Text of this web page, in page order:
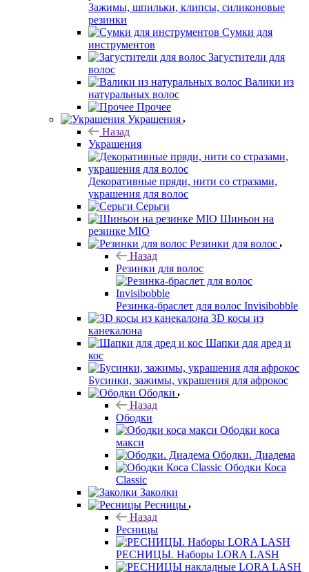
Зажимы, шпильки, клипсы, силиконовые
резинки
Сумки для
инструментов
Загустители для
волос
Валики из
натуральных волос
Прочее
Украшения
Назад
Украшения
Декоративные пряди, нити со стразами,
украшения для волос
Серьги
Шиньон на
резинке MIO
Резинки для волос
Назад
Резинки для волос
Резинка-браслет для волос Invisibobble
3D косы из
канекалона
Шапки для дред и
кос
Бусинки, зажимы, украшения для афрокос
Ободки
Назад
Ободки
Ободки коса
макси
Ободки. Диадема
Ободки Коса
Classic
Заколки
Ресницы
Назад
Ресницы
РЕСНИЦЫ. Наборы LORA LASH